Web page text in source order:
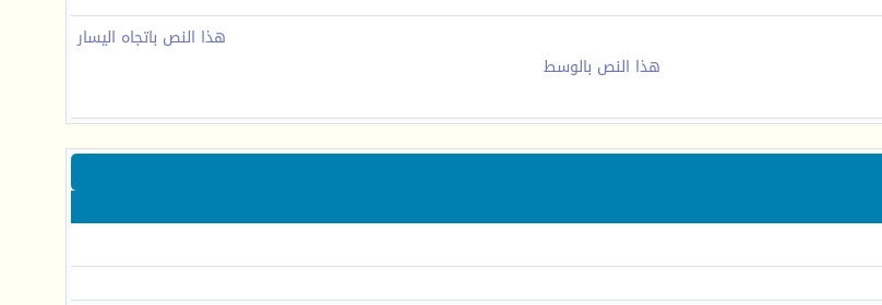
هذا النص باتجاه اليسار
هذا النص بالوسط